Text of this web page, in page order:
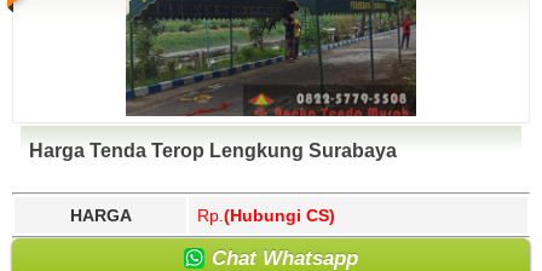
Harga Tenda Terop Lengkung Surabaya
HARGA Rp. (Hubungi CS)
Chat Whatsapp